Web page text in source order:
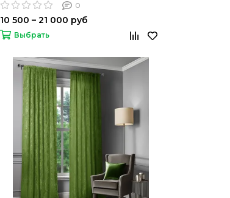
0
10 500 – 21 000 руб
Выбрать